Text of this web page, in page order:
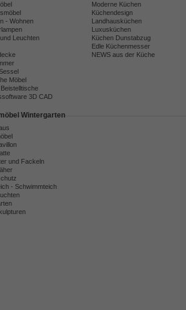
- Wohnen
Leuchten
Möbel
3D CAD
Moderne Küchen
Küchendesign
Landhausküchen
Luxusküchen
Küchen Dunstabzug
Edle Küchenmesser
NEWS aus der Küche
Wintergarten
und Fackeln
- Schwimmteich